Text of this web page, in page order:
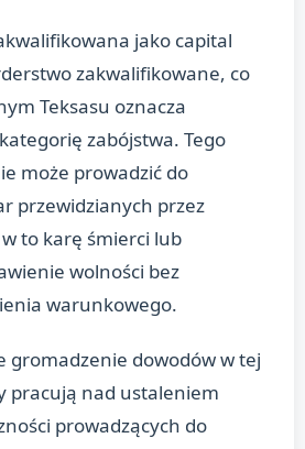
jako capital
zakwalifikowane, co
Teksasu oznacza
zabójstwa. Tego
może prowadzić do
przewidzianych przez
w to karę śmierci lub
wolności bez
warunkowego.
gromadzenie dowodów w tej
pracują nad ustaleniem
prowadzących do